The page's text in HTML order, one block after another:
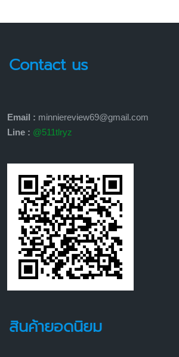
Contact us
Email : minniereview69@gmail.com
Line : @511tlryz
สินค้ายอดนิยม